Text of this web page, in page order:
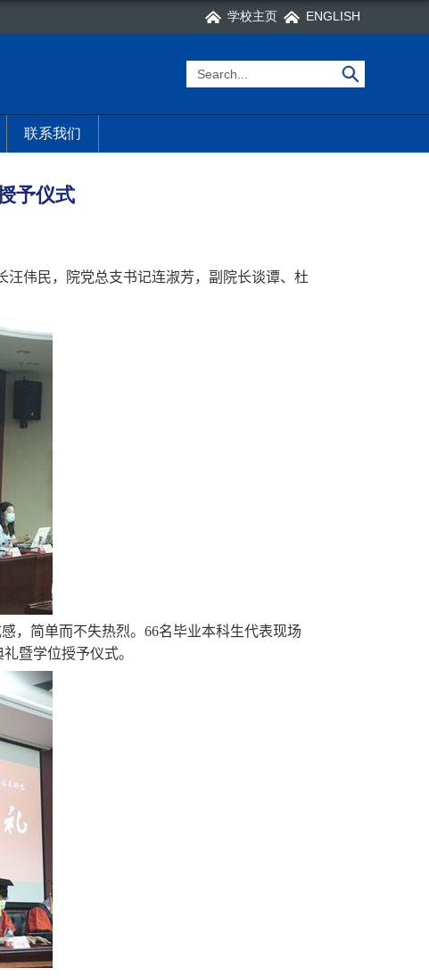
学校主页 ENGLISH
联系我们
予仪式
汪伟民，院党总支书记连淑芳，副院长谈谭、杜
，简单而不失热烈。66名毕业本科生代表现场
暨学位授予仪式。